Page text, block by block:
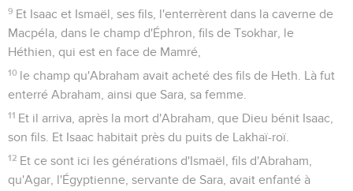
9 Et Isaac et Ismaël, ses fils, l'enterrèrent dans la caverne de
Macpéla, dans le champ d'Éphron, fils de Tsokhar, le
Héthien, qui est en face de Mamré,
10 le champ qu'Abraham avait acheté des fils de Heth. Là fut
enterré Abraham, ainsi que Sara, sa femme.
11 Et il arriva, après la mort d'Abraham, que Dieu bénit Isaac,
son fils. Et Isaac habitait près du puits de Lakhaï-roï.
12 Et ce sont ici les générations d'Ismaël, fils d'Abraham,
qu'Agar, l'Égyptienne, servante de Sara, avait enfanté à